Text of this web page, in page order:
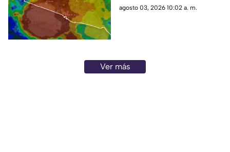
y precipitaciones por la tarde.
agosto 03, 2026 10:02 a. m.
Ver más